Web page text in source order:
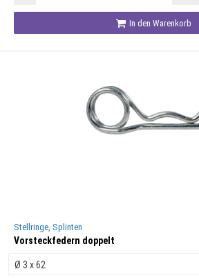
In den Warenkorb
Stellringe, Splinten
Vorsteckfedern doppelt